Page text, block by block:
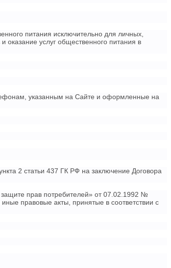
питания исключительно для личных,
услуг общественного питания в
указанным на Сайте и оформленные на
2 статьи 437 ГК РФ на заключение Договора
прав потребителей» от 07.02.1992 №
правовые акты, принятые в соответствии с